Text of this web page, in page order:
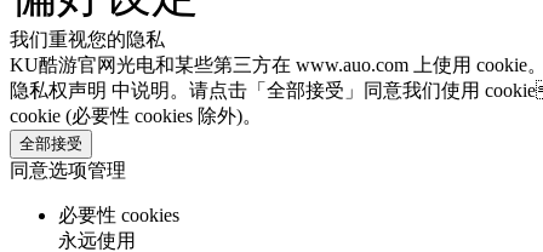
我们重视您的隐私
KU酷游官网光电和某些第三方在 www.auo.com 上使用 cookie。
隐私权声明 中说明。请点击「全部接受」同意我们使用
cookie (必要性 cookies 除外)。
全部接受
同意选项管理
必要性 cookies
永远使用